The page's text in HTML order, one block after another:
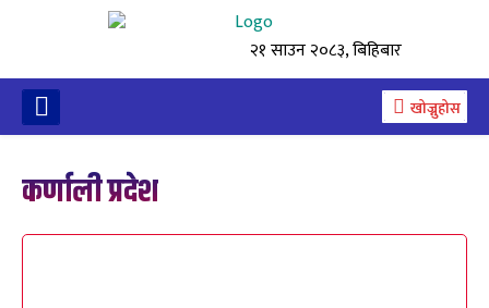
२१ साउन २०८३, बिहिबार
खोज्नुहोस
कर्णाली प्रदेश